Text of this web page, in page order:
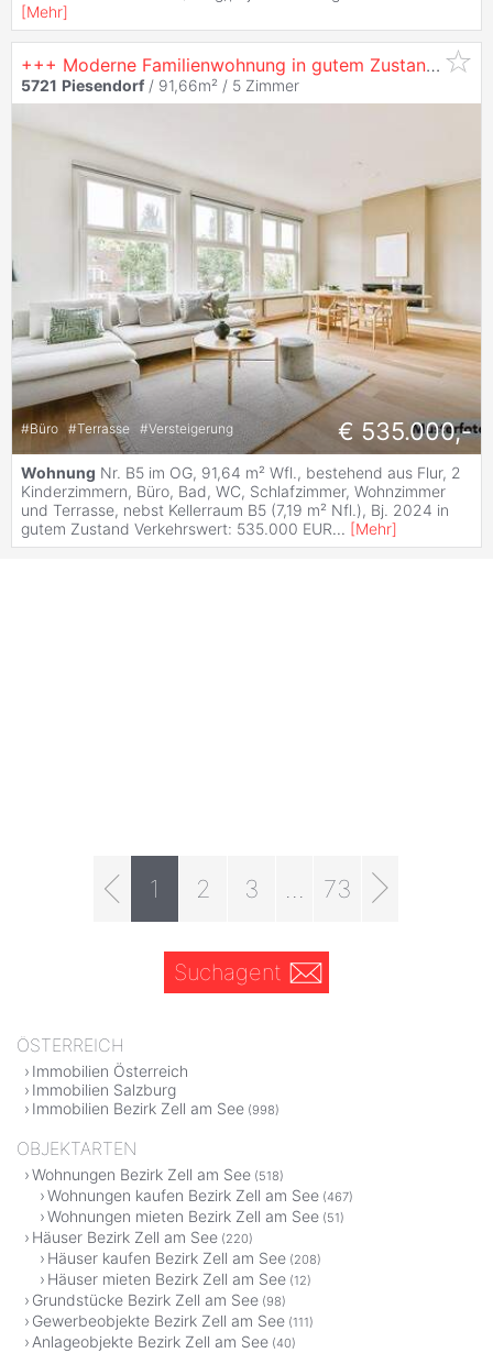
[Mehr]
+++ Moderne Familienwohnung in gutem Zustand mit durchdachtem Grundriss +++
5721 Piesendorf / 91,66m² / 5 Zimmer
#Büro #Terrasse #Versteigerung € 535.000,-
Wohnung Nr. B5 im OG, 91,64 m² Wfl., bestehend aus Flur, 2
Kinderzimmern, Büro, Bad, WC, Schlafzimmer, Wohnzimmer
und Terrasse, nebst Kellerraum B5 (7,19 m² Nfl.), Bj. 2024 in
gutem Zustand Verkehrswert: 535.000 EUR... [Mehr]
1 2 3 73
Suchagent
ÖSTERREICH
Immobilien Österreich
Immobilien Salzburg
Immobilien Bezirk Zell am See (998)
OBJEKTARTEN
Wohnungen Bezirk Zell am See (518)
Wohnungen kaufen Bezirk Zell am See (467)
Wohnungen mieten Bezirk Zell am See (51)
Häuser Bezirk Zell am See (220)
Häuser kaufen Bezirk Zell am See (208)
Häuser mieten Bezirk Zell am See (12)
Grundstücke Bezirk Zell am See (98)
Gewerbeobjekte Bezirk Zell am See (111)
Anlageobjekte Bezirk Zell am See (40)